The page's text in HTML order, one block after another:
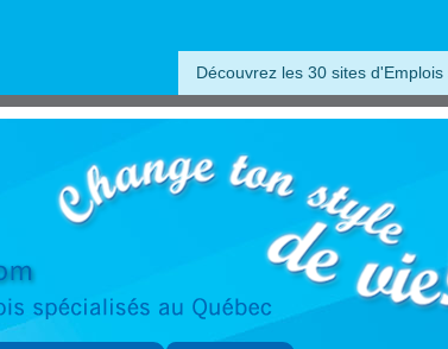
Découvrez les 30 sites d'Emplois